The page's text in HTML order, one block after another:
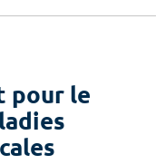
pour le